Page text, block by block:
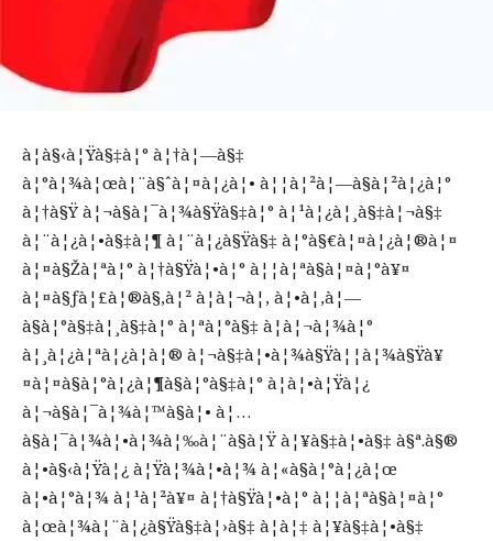
à¦­à§‹à¦Ÿà§‡à¦° à¦†à¦—à§‡
à¦°à¦¾à¦œà¦¨à§ˆà¦¤à¦¿à¦• à¦¦à¦²à¦—à§à¦²à¦¿à¦°
à¦†à§Ÿ à¦¬à§à¦¯à¦¾à§Ÿà§‡à¦° à¦¹à¦¿à¦¸à§‡à¦¬à§‡
à¦¨à¦¿à¦•à§‡à¦¶ à¦¨à¦¿à§Ÿà§‡ à¦°à§€à¦¤à¦¿à¦®à¦¤
à¦¤à§Žà¦ªà¦° à¦†à§Ÿà¦•à¦° à¦¦à¦ªà§à¦¤à¦°à¥¤
à¦¤à§ƒà¦£à¦®à§‚à¦² à¦à¦¬à¦‚ à¦•à¦‚à¦—
à§à¦°à§‡à¦¸à§‡à¦° à¦ªà¦°à§‡ à¦à¦¬à¦¾à¦°
à¦¸à¦¿à¦ªà¦¿à¦à¦® à¦¬à§‡à¦•à¦¾à§Ÿà¦¦à¦¾à§Ÿà¥
¤à¦¤à§à¦°à¦¿à¦¶à§à¦°à§‡à¦° à¦à¦•à¦Ÿà¦¿
à¦¬à§à¦¯à¦¾à¦™à§à¦• à¦…
à§à¦¯à¦¾à¦•à¦¾à¦‰à¦¨à§à¦Ÿ à¦¥à§‡à¦•à§‡ à§ª.à§®
à¦•à§‹à¦Ÿà¦¿ à¦Ÿà¦¾à¦•à¦¾ à¦«à§à¦°à¦¿à¦œ
à¦•à¦°à¦¾ à¦¹à¦²à¥¤ à¦†à§Ÿà¦•à¦° à¦¦à¦ªà§à¦¤à¦°
à¦œà¦¾à¦¨à¦¿à§Ÿà§‡à¦›à§‡ à¦à¦‡ à¦¥à§‡à¦•à§‡